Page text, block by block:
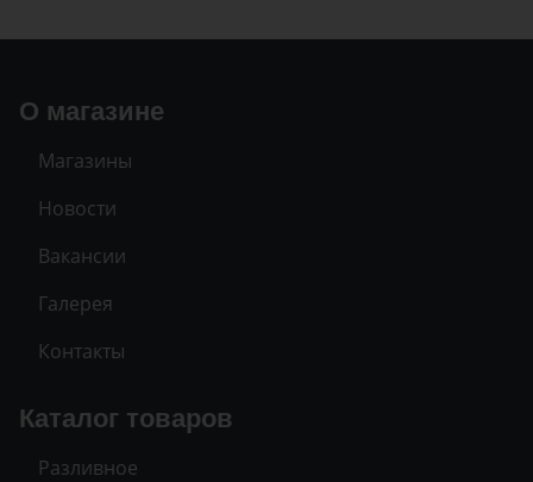
О магазине
Магазины
Новости
Вакансии
Галерея
Контакты
Каталог товаров
Разливное